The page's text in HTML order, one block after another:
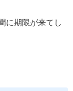
に期限が来てし